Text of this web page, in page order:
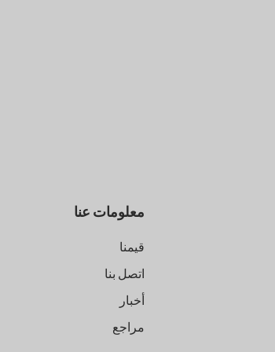
معلومات عنا
قيمنا
اتصل بنا
أخبار
مراجع